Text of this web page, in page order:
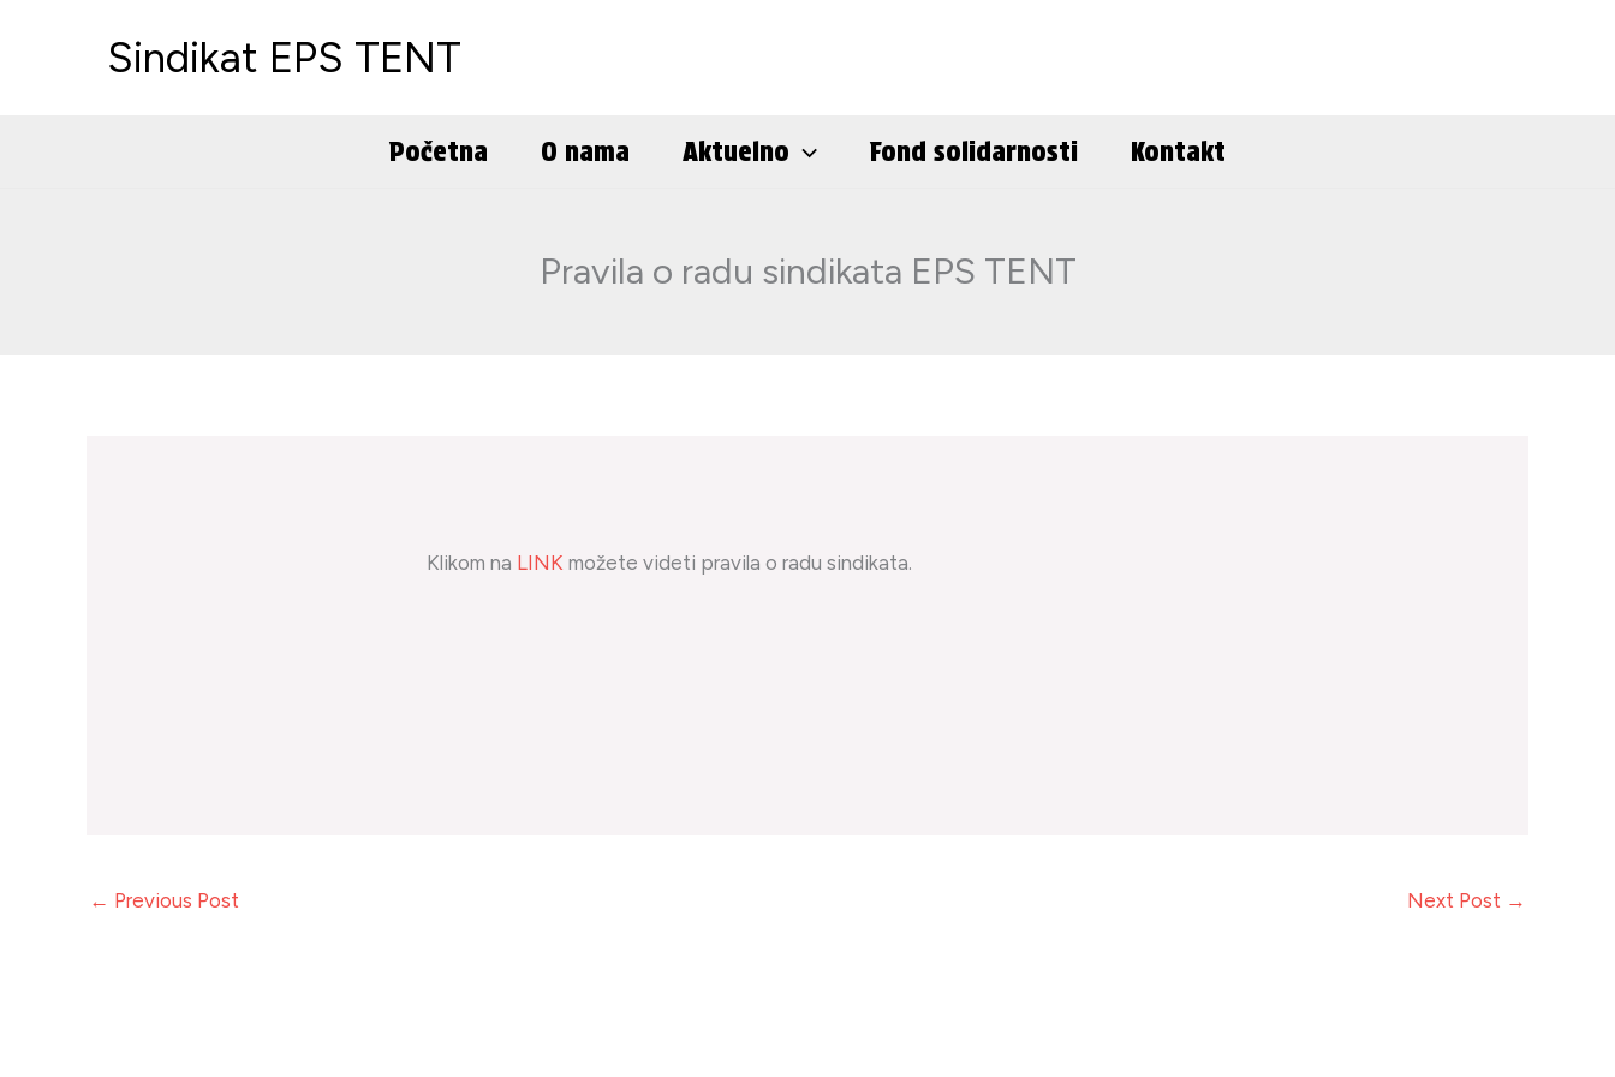
Sindikat EPS TENT
Početna O nama Aktuelno Fond solidarnosti Kontakt
Pravila o radu sindikata EPS TENT
Klikom na LINKmožete videti pravila o radu sindikata.
← Previous Post Next Post →